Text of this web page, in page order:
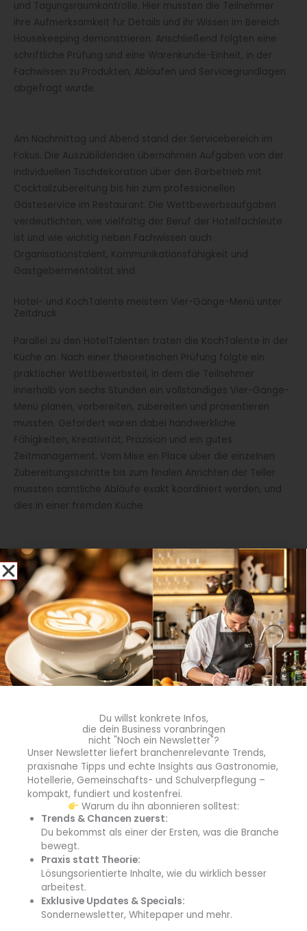
und Tagungsraumkontrolle. Hier mussten die Teilnehmer
ihre Aufmerksamkeit für Details und ihr Wissen im Bereich
Housekeeping demonstrieren. Anschließend folgten eine
schriftliche Prüfung und eine Warenkunde-Einheit, in der
Fachwissen zu Produkten, Abläufen und Servicegrundlagen
abgefragt wurde.
Am Nachmittag und Abend stand der Servicebereich im
Fokus. Die Auszubildenden übernahmen Aufgaben von der
individuellen Tischdekoration über den Barbetrieb mit
Cocktailzubereitung bis hin zum professionellen
Gästeservice im Restaurant. Die Wettbewerbsaufgaben
verdeutlichten, wie vielfältig der Beruf der Hotelfachleute
ist und wie wichtig neben Fachwissen auch
Organisationstalent, Kommunikationsfähigkeit und
Gastgebermentalität sind.
Hotel- und KochTalente meistern Vier-Gänge-Menü unter
Zeitdruck
Parallel zu den HotelTalenten traten die KochTalente in der
Küche an. Nach einer theoretischen Prüfung folgte ein
praktischer Wettbewerbsteil, in dem die Teilnehmer
innerhalb von sechs Stunden ein vollständiges Vier-Gänge-
Menü planen, vorbereiten, zubereiten und präsentieren
mussten. Gefordert waren dabei handwerkliche
Fähigkeiten, Kreativität, Präzision und ein gutes
Zeitmanagement. Vom Mise en Place über die einzelnen
Zubereitungsschritte bis zum finalen Anrichten der Teller
mussten sämtliche Abläufe exakt koordiniert werden, und
dies in einer fremden Küche.
Die fertigen Gerichte wurden einer Fachjury präsentiert und
bewertet. Der Moment der Präsentation war von
Konzentration, Spannung und dem Stolz auf die eigene
Leistung geprägt.
Initiator Ringhotels Schmiede
Schmiede, dem Zusammenschluss der „Ringhoteliers von
Morgen“. Unter der Sprechführung von Annica Peters aus
dem Ringhotels Gardels und ihrem Stellvertreter Hendrik
Löw aus dem Ringhotel Löw’s Merkur engagiert sich die
Initiative für Nachwuchsförderung, Austausch und
Weiterbildung innerhalb der Hotelkooperation.
Im Mittelpunkt der Veranstaltung standen Lernen und
Erfahrungsaustausch. Die Auszubildenden konnten ihr
Wissen anwenden, ihre Fähigkeiten testen und erhielten
wertvolle Rückmeldungen. Der Austausch mit anderen
Auszubildenden, zukünftigen Arbeitgebern, Ausbildern und
Jurymitgliedern machte den Wettbewerb zu einer Plattform
Du willst konkrete Infos,
die dein Business voranbringen
nicht "Noch ein Newsletter"?
Unser Newsletter liefert branchenrelevante Trends,
praxisnahe Tipps und echte Insights aus Gastronomie,
Hotellerie, Gemeinschafts- und Schulverpflegung –
kompakt, fundiert und kostenfrei.
Warum du ihn abonnieren solltest:
Trends & Chancen zuerst:
Du bekommst als einer der Ersten, was die Branche
bewegt.
Praxis statt Theorie:
Lösungsorientierte Inhalte, wie du wirklich besser
arbeitest.
Exklusive Updates & Specials:
Sondernewsletter, Whitepaper und mehr.